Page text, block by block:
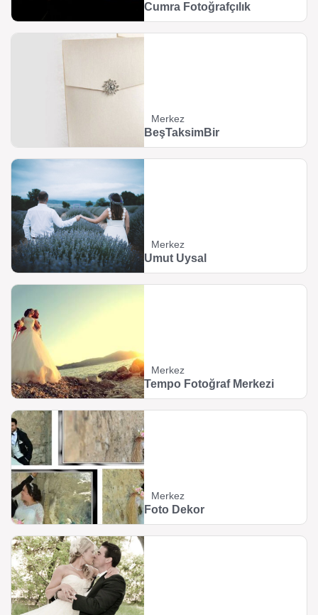
Cumra Fotoğrafçılık
Merkez
BeşTaksimBir
Merkez
Umut Uysal
Merkez
Tempo Fotoğraf Merkezi
Merkez
Foto Dekor